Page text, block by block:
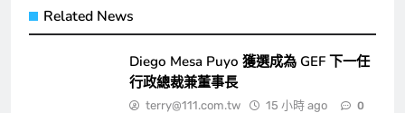
Related News
Diego Mesa Puyo 獲選成為 GEF 下一任
行政總裁兼董事長
terry@111.com.tw 15 小時 ago 0